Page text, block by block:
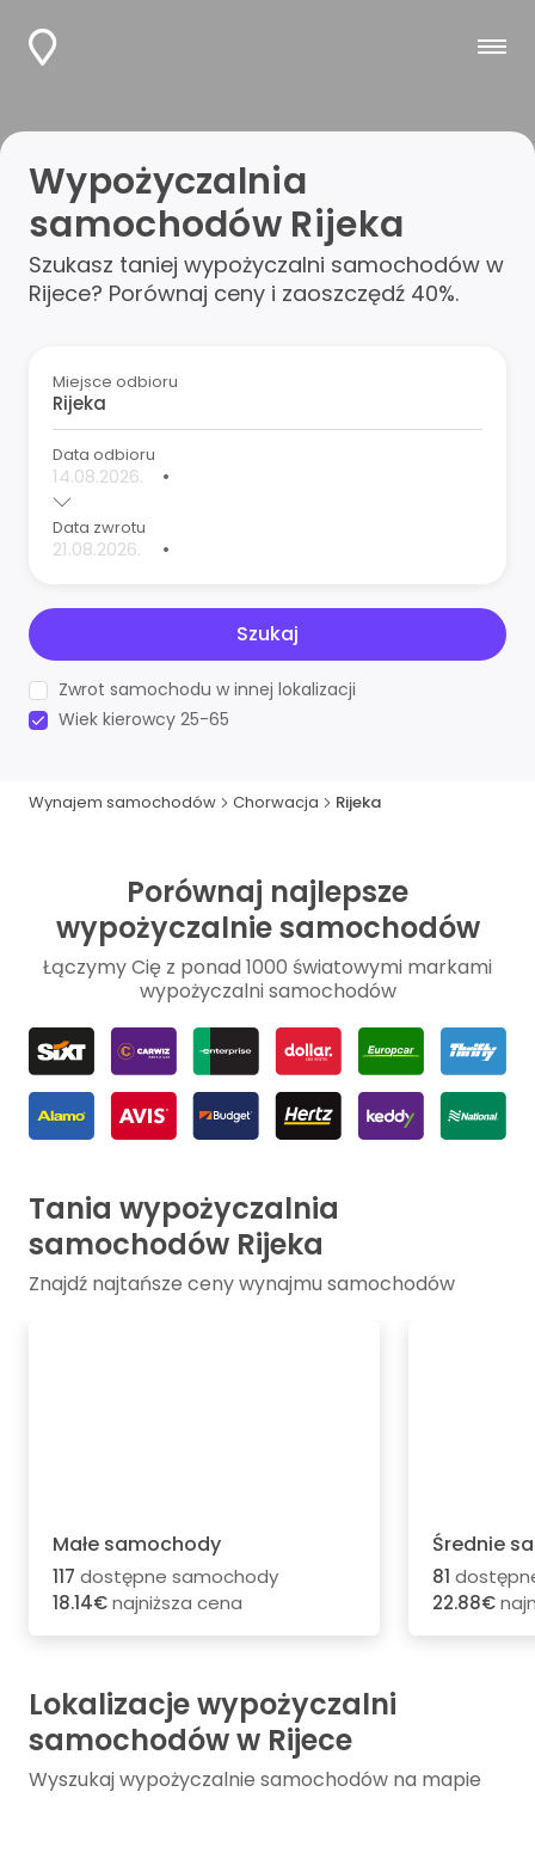
Wypożyczalnia
samochodów Rijeka
Szukasz taniej wypożyczalni samochodów w
Rijece? Porównaj ceny i zaoszczędź 40%.
Miejsce odbioru
Data odbioru
•
Data zwrotu
•
Szukaj
Zwrot samochodu w innej lokalizacji
Wiek kierowcy 25-65
Wynajem samochodów Chorwacja Rijeka
Porównaj najlepsze
wypożyczalnie samochodów
Łączymy Cię z ponad 1000 światowymi markami
wypożyczalni samochodów
Tania wypożyczalnia
samochodów Rijeka
Znajdź najtańsze ceny wynajmu samochodów
Małe samochody
117 dostępne samochody
18.14€najniższa cena
Średnie
81
22.88€
Lokalizacje wypożyczalni
samochodów w Rijece
Wyszukaj wypożyczalnie samochodów na mapie